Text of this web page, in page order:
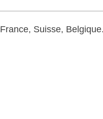
Suisse,